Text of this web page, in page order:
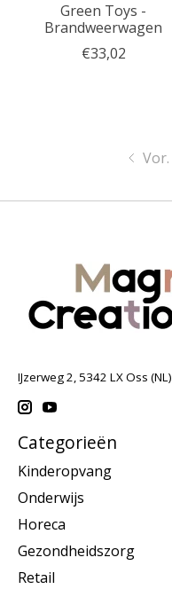
Green Toys -
Brandweerwagen
€33,02
Vor.
IJzerweg 2, 5342 LX Oss (NL)
Categorieën
Kinderopvang
Onderwijs
Horeca
Gezondheidszorg
Retail